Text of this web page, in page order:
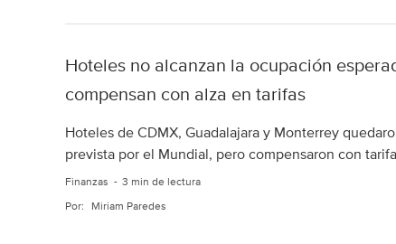
Hoteles no alcanzan la ocupación
compensan con alza en tarifas
Hoteles de CDMX, Guadalajara y Monterrey
prevista por el Mundial, pero compensaron con
Finanzas 3 min de lectura
Por: Miriam Paredes